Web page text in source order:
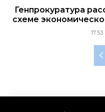
Генпрокуратура
схеме
17:53